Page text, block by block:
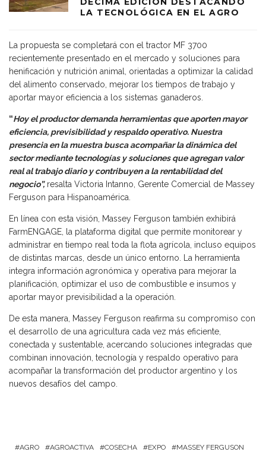
LA TECNOLÓGICA EN EL AGRO
La propuesta se completará con el tractor MF 3700
recientemente presentado en el mercado y soluciones para
henificación y nutrición animal, orientadas a optimizar la calidad
del alimento conservado, mejorar los tiempos de trabajo y
aportar mayor eficiencia a los sistemas ganaderos.
“Hoy el productor demanda herramientas que aporten mayor
eficiencia, previsibilidad y respaldo operativo. Nuestra
presencia en la muestra busca acompañar la dinámica del
sector mediante tecnologías y soluciones que agregan valor
real al trabajo diario y contribuyen a la rentabilidad del
negocio”,resalta Victoria Intanno, Gerente Comercial de Massey
Ferguson para Hispanoamérica.
En línea con esta visión, Massey Ferguson también exhibirá
FarmENGAGE, la plataforma digital que permite monitorear y
administrar en tiempo real toda la flota agrícola, incluso equipos
de distintas marcas, desde un único entorno. La herramienta
integra información agronómica y operativa para mejorar la
planificación, optimizar el uso de combustible e insumos y
aportar mayor previsibilidad a la operación.
De esta manera, Massey Ferguson reafirma su compromiso con
el desarrollo de una agricultura cada vez más eficiente,
conectada y sustentable, acercando soluciones integradas que
combinan innovación, tecnología y respaldo operativo para
acompañar la transformación del productor argentino y los
nuevos desafíos del campo.
AGRO AGROACTIVA COSECHA EXPO
MASSEY FERGUSON